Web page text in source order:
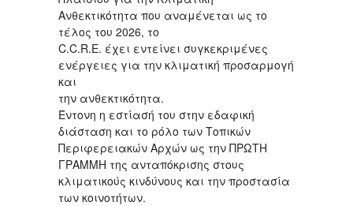
Ανθεκτικότητα που αναμένεται ως το
τέλος του 2026, το
C.C.R.E. έχει εντείνει συγκεκριμένες
ενέργειες για την κλιματική προσαρμογή
και
την ανθεκτικότητα.
Έντονη η εστίασή του στην εδαφική
διάσταση και το ρόλο των Τοπικών
Περιφερειακών Αρχών ως την ΠΡΩΤΗ
ΓΡΑΜΜΗ της ανταπόκρισης στους
κλιματικούς κινδύνους και την προστασία
των κοινοτήτων.